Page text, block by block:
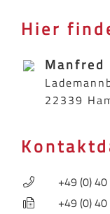
Hier
Manfred
22339
+49 (0)
+49 (0)